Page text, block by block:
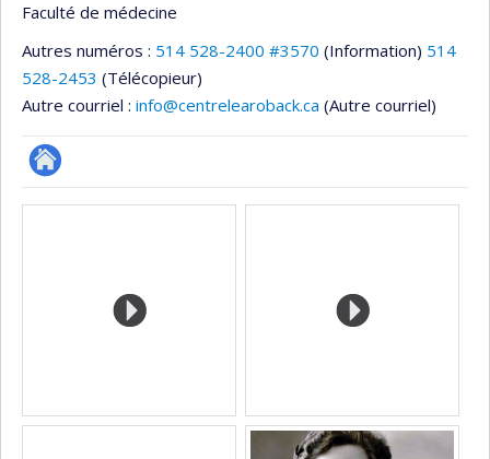
Faculté de médecine
Autres numéros : 514 528-2400 #3570 (Information) 514
528-2453 (Télécopieur)
Autre courriel : info@centrelearoback.ca (Autre courriel)
Site
Médias